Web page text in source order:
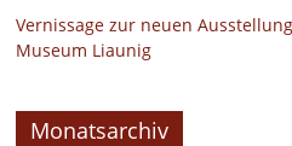
Vernissage zur neuen
Museum Liaunig
Monatsarchiv